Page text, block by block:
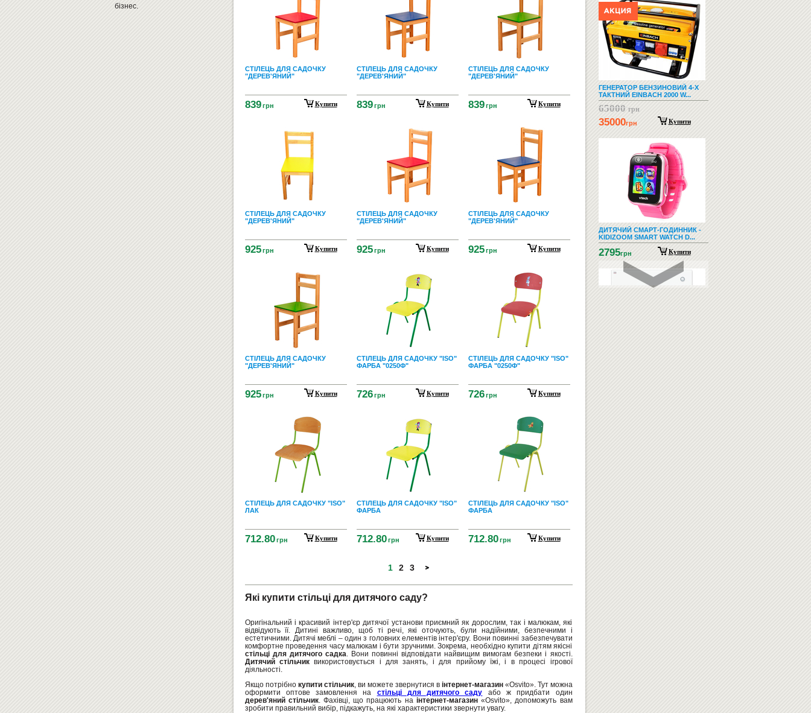
бізнес.
СТІЛЕЦЬ ДЛЯ САДОЧКУ
"ДЕРЕВ'ЯНИЙ"
839 грн Купити
СТІЛЕЦЬ ДЛЯ САДОЧКУ
"ДЕРЕВ'ЯНИЙ"
839 грн Купити
СТІЛЕЦЬ ДЛЯ САДОЧКУ
"ДЕРЕВ'ЯНИЙ"
839 грн Купити
СТІЛЕЦЬ ДЛЯ САДОЧКУ
"ДЕРЕВ'ЯНИЙ"
925 грн Купити
СТІЛЕЦЬ ДЛЯ САДОЧКУ
"ДЕРЕВ'ЯНИЙ"
925 грн Купити
СТІЛЕЦЬ ДЛЯ САДОЧКУ
"ДЕРЕВ'ЯНИЙ"
925 грн Купити
СТІЛЕЦЬ ДЛЯ САДОЧКУ
"ДЕРЕВ'ЯНИЙ"
925 грн Купити
СТІЛЕЦЬ ДЛЯ САДОЧКУ "ISO"
ФАРБА "0250Ф"
726 грн Купити
СТІЛЕЦЬ ДЛЯ САДОЧКУ "ISO"
ФАРБА "0250Ф"
726 грн Купити
СТІЛЕЦЬ ДЛЯ САДОЧКУ "ISO"
ЛАК
712.80 грн Купити
СТІЛЕЦЬ ДЛЯ САДОЧКУ "ISO"
ФАРБА
712.80 грн Купити
СТІЛЕЦЬ ДЛЯ САДОЧКУ "ISO"
ФАРБА
712.80 грн Купити
1 2 3
Які купити стільці для дитячого саду?
Оригінальний і красивий інтер'єр дитячої установи приємний як дорослим, так і малюкам, які
відвідують її. Дитині важливо, щоб ті речі, які оточують, були надійними, безпечними і
естетичними. Дитячі меблі – один з головних елементів інтер'єру. Вони повинні забезпечувати
комфортне проведення часу малюкам і бути зручними. Зокрема, необхідно купити дітям якісні
стільці для дитячого садка. Вони повинні відповідати найвищим вимогам безпеки і якості.
Дитячий стільчиквикористовується і для занять, і для прийому їжі, і в процесі ігрової
діяльності.
Якщо потрібно купити стільчик, ви можете звернутися в інтернет-магазин«Osvito». Тут можна
оформити оптове замовлення на стільці для дитячого саду або ж придбати один
дерев'яний стільчик. Фахівці, що працюють на інтернет-магазин«Osvito», допоможуть вам
зробити правильний вибір, підкажуть, на які характеристики звернути увагу.
ГЕНЕРАТОР БЕНЗИНОВИЙ 4-Х
ТАКТНИЙ EINBACH 2000 W...
65000 грн
35000грн Купити
ДИТЯЧИЙ СМАРТ-ГОДИННИК -
KIDIZOOM SMART WATCH D...
2795грн Купити